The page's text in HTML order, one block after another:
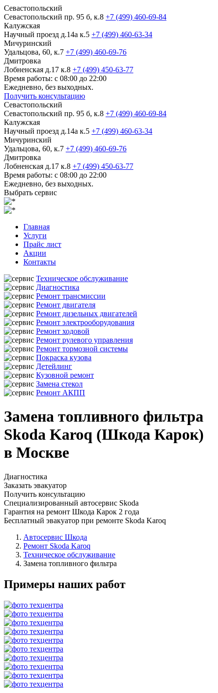
Севастопольский
Севастопольский пр. 95 б, к.8 +7 (499) 460-69-84
Калужская
Научный проезд д.14а к.5 +7 (499) 460-63-34
Мичуринский
Удальцова, 60, к.7 +7 (499) 460-69-76
Дмитровка
Лобненская д.17 к.8 +7 (499) 450-63-77
Время работы: с 08:00 до 22:00
Ежедневно, без выходных.
Получить консультацию
Севастопольский
Севастопольский пр. 95 б, к.8 +7 (499) 460-69-84
Калужская
Научный проезд д.14а к.5 +7 (499) 460-63-34
Мичуринский
Удальцова, 60, к.7 +7 (499) 460-69-76
Дмитровка
Лобненская д.17 к.8 +7 (499) 450-63-77
Время работы: с 08:00 до 22:00
Ежедневно, без выходных.
Выбрать сервис
Главная
Услуги
Прайс лист
Акции
Контакты
Техническое обслуживание
Диагностика
Ремонт трансмиссии
Ремонт двигателя
Ремонт дизельных двигателей
Ремонт электрооборудования
Ремонт ходовой
Ремонт рулевого управления
Ремонт тормозной системы
Покраска кузова
Детейлинг
Кузовной ремонт
Замена стекол
Ремонт АКПП
Замена топливного фильтра
Skoda Karoq (Шкода Карок)
в Москве
Диагностика
Заказать эвакуатор
Получить консультацию
Специализированный автосервис Skoda
Гарантия на ремонт Шкода Карок 2 года
Бесплатный эвакуатор при ремонте Skoda Karoq
Автосервис Шкода
Ремонт Skoda Karoq
Техническое обслуживание
Замена топливного фильтра
Примеры наших работ